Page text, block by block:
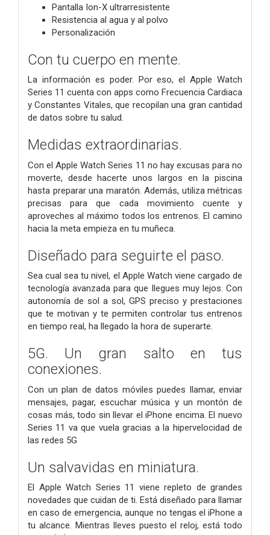
Pantalla Ion-X ultrarresistente
Resistencia al agua y al polvo
Personalización
Con tu cuerpo en mente.
La información es poder. Por eso, el Apple Watch
Series 11 cuenta con apps como Frecuencia Cardiaca
y Constantes Vitales, que recopilan una gran cantidad
de datos sobre tu salud.
Medidas extraordinarias.
Con el Apple Watch Series 11 no hay excusas para no
moverte, desde hacerte unos largos en la piscina
hasta preparar una maratón. Además, utiliza métricas
precisas para que cada movimiento cuente y
aproveches al máximo todos los entrenos. El camino
hacia la meta empieza en tu muñeca.
Diseñado para seguirte el paso.
Sea cual sea tu nivel, el Apple Watch viene cargado de
tecnología avanzada para que llegues muy lejos. Con
autonomía de sol a sol, GPS preciso y prestaciones
que te motivan y te permiten controlar tus entrenos
en tiempo real, ha llegado la hora de superarte.
5G. Un gran salto en tus
conexiones.
Con un plan de datos móviles puedes llamar, enviar
mensajes, pagar, escuchar música y un montón de
cosas más, todo sin llevar el iPhone encima. El nuevo
Series 11 va que vuela gracias a la hipervelocidad de
las redes 5G
Un salvavidas en miniatura.
El Apple Watch Series 11 viene repleto de grandes
novedades que cuidan de ti. Está diseñado para llamar
en caso de emergencia, aunque no tengas el iPhone a
tu alcance. Mientras lleves puesto el reloj, está todo